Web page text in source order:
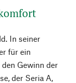
In seiner
für ein
Gewinn der
der Seria A,